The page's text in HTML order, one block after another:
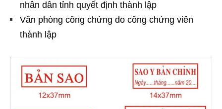
nhân dân tỉnh quyết định thành lập
Văn phòng công chứng do công chứng viên
thành lập